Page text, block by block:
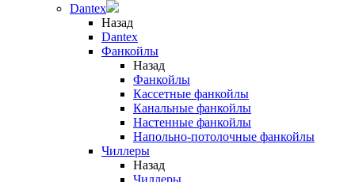
Dantex
Назад
Dantex
Фанкойлы
Назад
Фанкойлы
Кассетные фанкойлы
Канальные фанкойлы
Настенные фанкойлы
Напольно-потолочные фанкойлы
Чиллеры
Назад
Чиллеры